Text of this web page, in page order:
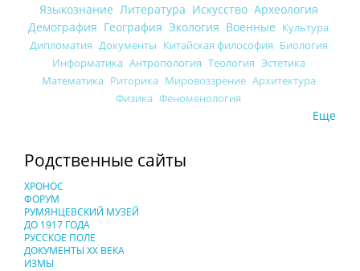
Языкознание Литература Искусство Археология
Демография География Экология Военные Культура
Дипломатия Документы Китайская философия Биология
Информатика Антропология Теология Эстетика
Математика Риторика Мировоззрение Архитектура
Физика Феноменология
Еще
Родственные сайты
ХРОНОС
ФОРУМ
РУМЯНЦЕВСКИЙ МУЗЕЙ
ДО 1917 ГОДА
РУССКОЕ ПОЛЕ
ДОКУМЕНТЫ XX ВЕКА
ИЗМЫ